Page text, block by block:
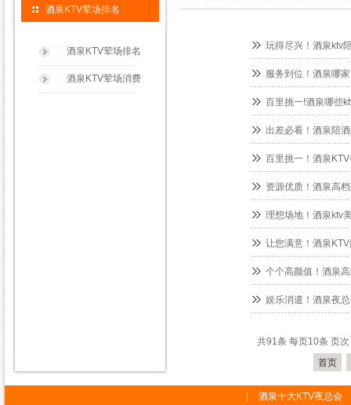
酒泉KTV荤场排名
酒泉KTV荤场排名
酒泉KTV荤场消费
玩得尽兴！酒泉ktv
服务到位！酒泉哪
百里挑一!酒泉哪些
出差必看！酒泉陪
百里挑一！酒泉
资源优质！酒泉高
理想场地！酒泉ktv
让您满意！酒泉
个个高颜值！酒泉
娱乐消遣！酒泉夜
共91条 每页10条 页
首页
酒泉十大KTV夜总会